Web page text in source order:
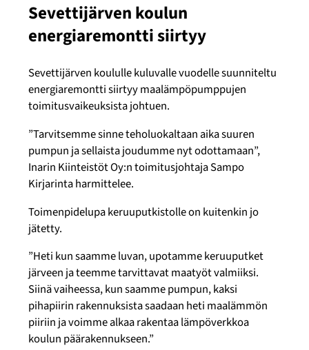
Sevettijärven koulun
energiaremontti siirtyy
Sevettijärven koululle kuluvalle vuodelle suunniteltu
energiaremontti siirtyy maalämpöpumppujen
toimitusvaikeuksista johtuen.
”Tarvitsemme sinne teholuokaltaan aika suuren
pumpun ja sellaista joudumme nyt odottamaan”,
Inarin Kiinteistöt Oy:n toimitusjohtaja Sampo
Kirjarinta harmittelee.
Toimenpidelupa keruuputkistolle on kuitenkin jo
jätetty.
”Heti kun saamme luvan, upotamme keruuputket
järveen ja teemme tarvittavat maatyöt valmiiksi.
Siinä vaiheessa, kun saamme pumpun, kaksi
pihapiirin rakennuksista saadaan heti maalämmön
piiriin ja voimme alkaa rakentaa lämpöverkkoa
koulun päärakennukseen.”